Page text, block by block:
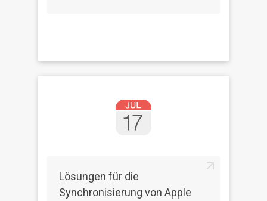
Lösungen für die
Synchronisierung von Apple